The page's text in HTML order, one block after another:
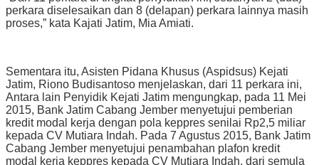
perkara diselesaikan dan 8 (delapan) perkara lainnya masih
proses,” kata Kajati Jatim, Mia Amiati.
Sementara itu, Asisten Pidana Khusus (Aspidsus) Kejati
Jatim, Riono Budisantoso menjelaskan, dari 11 perkara ini,
Antara lain Penyidik Kejati Jatim mengungkap, pada 11 Mei
2015, Bank Jatim Cabang Jember menyetujui pemberian
kredit modal kerja dengan pola keppres senilai Rp2,5 miliar
kepada CV Mutiara Indah. Pada 7 Agustus 2015, Bank Jatim
Cabang Jember menyetujui penambahan plafon kredit
modal kerja keppres kepada CV Mutiara Indah, dari semula